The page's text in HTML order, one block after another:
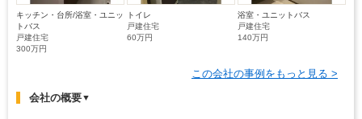
キッチン・台所/浴室・ユニッ
トバス
戸建住宅
300万円
トイレ
戸建住宅
60万円
浴室・ユニットバス
戸建住宅
140万円
この会社の事例をもっと見る >
会社の概要▼